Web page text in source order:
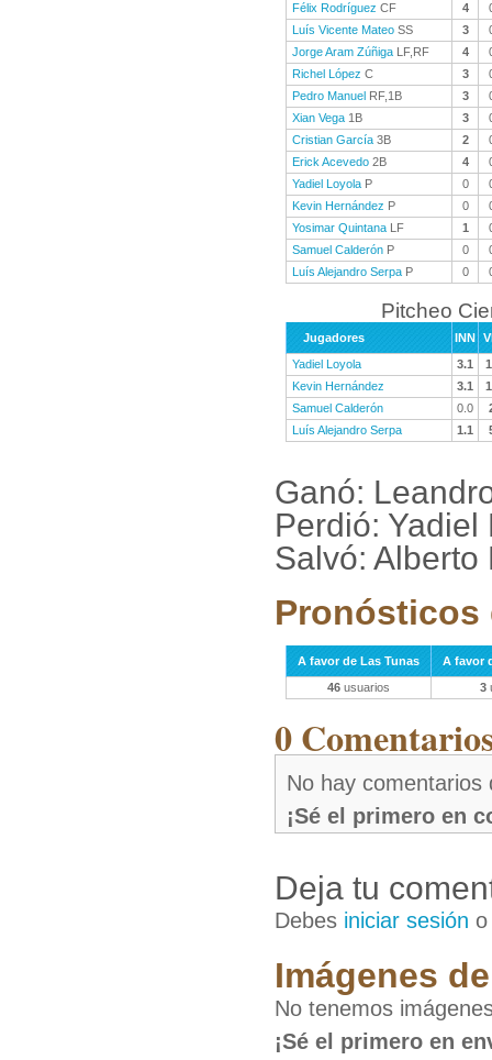
Félix Rodríguez CF 4
Luís Vicente Mateo SS 3
Jorge Aram Zúñiga LF,RF 4
Richel López C 3
Pedro Manuel RF,1B 3
Xian Vega 1B 3
Cristian García 3B 2
Erick Acevedo 2B 4
Yadiel Loyola P 0
Kevin Hernández P 0
Yosimar Quintana LF 1
Samuel Calderón P 0
Luís Alejandro Serpa P 0
Pitcheo
Jugadores INN
Yadiel Loyola
3.1
Kevin Hernández
3.1
Samuel Calderón
0.0
Luís Alejandro Serpa
1.1
Ganó:
Perdió:
Salvó:
Pronósticos
A favor de Las Tunas
A favor
46 usuarios 3
0
No hay comentarios
¡Sé el primero en
Deja tu
Debes iniciar sesión
Imágenes
No tenemos
¡Sé el primero en